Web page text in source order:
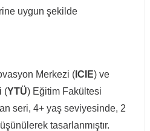
uygun şekilde
Merkezi ( ICIE) ve
(YTÜ) Eğitim Fakültesi
seri, 4+ yaş seviyesinde, 2
tasarlanmıştır.